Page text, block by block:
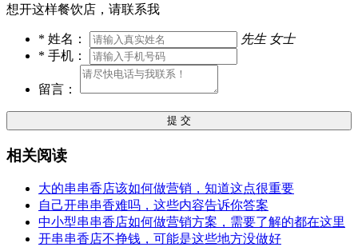
想开这样餐饮店，请联系我
* 姓名： 先生 女士
* 手机：
留言：
提 交
相关阅读
大的串串香店该如何做营销，知道这点很重要
自己开串串香难吗，这些内容告诉你答案
中小型串串香店如何做营销方案，需要了解的都在这里
开串串香店不挣钱，可能是这些地方没做好